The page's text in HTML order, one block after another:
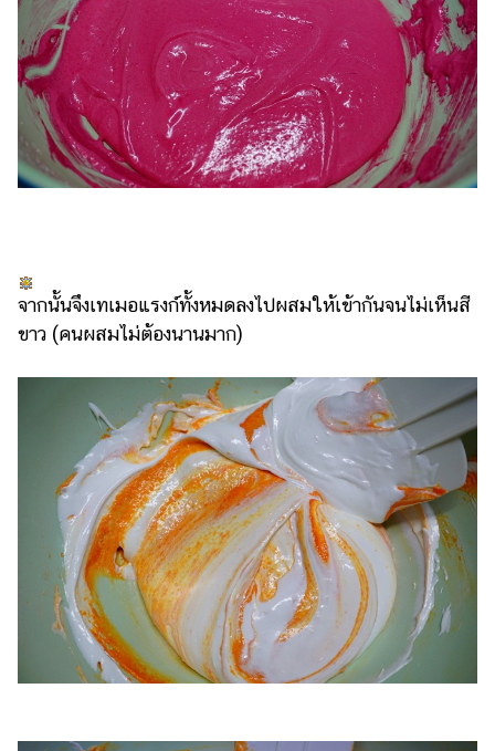
จากนั้นจึงเทเมอแรงก์ทั้งหมดลงไปผสมให้เข้ากันจนไม่เห็นสี
ขาว (คนผสมไม่ต้องนานมาก)